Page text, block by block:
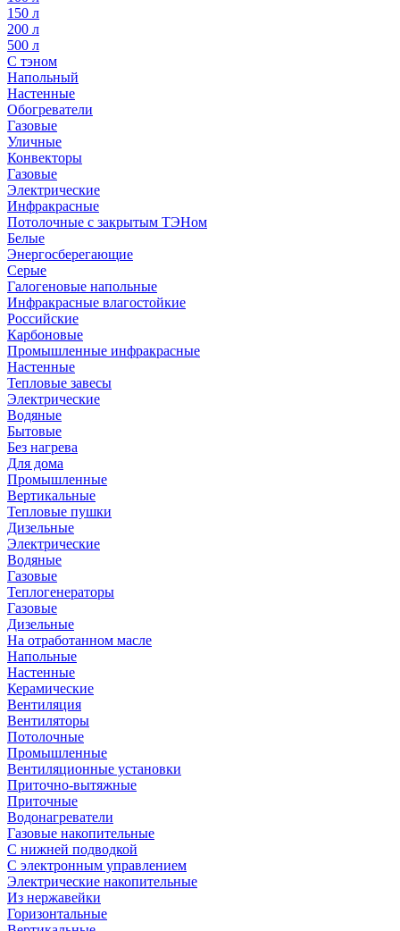
150 л
200 л
500 л
С тэном
Напольный
Настенные
Обогреватели
Газовые
Уличные
Конвекторы
Газовые
Электрические
Инфракрасные
Потолочные с закрытым ТЭНом
Белые
Энергосберегающие
Серые
Галогеновые напольные
Инфракрасные влагостойкие
Российские
Карбоновые
Промышленные инфракрасные
Настенные
Тепловые завесы
Электрические
Водяные
Бытовые
Без нагрева
Для дома
Промышленные
Вертикальные
Тепловые пушки
Дизельные
Электрические
Водяные
Газовые
Теплогенераторы
Газовые
Дизельные
На отработанном масле
Напольные
Настенные
Керамические
Вентиляция
Вентиляторы
Потолочные
Промышленные
Вентиляционные установки
Приточно-вытяжные
Приточные
Водонагреватели
Газовые накопительные
С нижней подводкой
С электронным управлением
Электрические накопительные
Из нержавейки
Горизонтальные